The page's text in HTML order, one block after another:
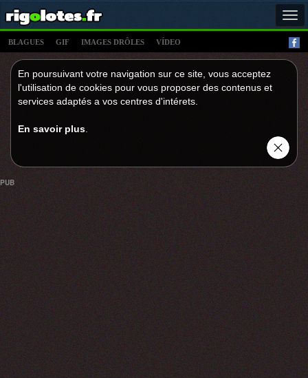
BLAGUES GIF IMAGES DRÔLES VÍDEO
En poursuivant votre navigation sur ce site, vous acceptez
l'utilisation de cookies pour vous proposer des contenus et
services adaptés a vos centres d'intérets.
En savoir plus
PUB